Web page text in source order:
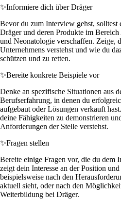
✨Informiere dich über Dräger
Bevor du zum Interview gehst,
Dräger und deren Produkte im
und Neonatologie verschaffen. Zeige,
Unternehmens verstehst und wie du
schützen und zu retten.
✨Bereite konkrete Beispiele vor
Denke an spezifische Situationen aus
Berufserfahrung, in denen du
aufgebaut oder Lösungen verkauft
deine Fähigkeiten zu demonstrieren
Anforderungen der Stelle verstehst.
✨Fragen stellen
Bereite einige Fragen vor, die du dem
zeigt dein Interesse an der Position
beispielsweise nach den
aktuell sieht, oder nach den
Weiterbildung bei Dräger.